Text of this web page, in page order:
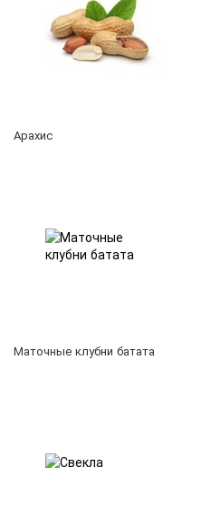
Арахис
Маточные клубни батата